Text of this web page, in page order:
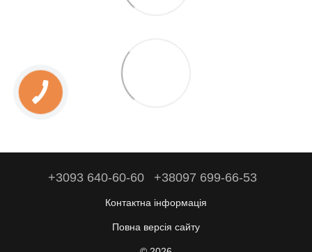
+3093 640-60-60 +38097 699-66-53
Контактна інформація
Повна версія сайту